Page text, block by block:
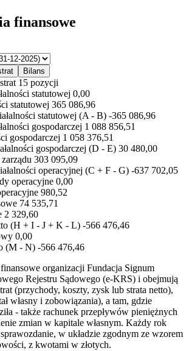
finansowe
Bilans
15 pozycji
statutowej 0,00
statutowej 365 086,96
statutowej (A - B) -365 086,96
gospodarczej 1 088 856,51
gospodarczej 1 058 376,51
gospodarczej (D - E) 30 480,00
303 095,09
operacyjnej (C + F - G) -637 702,05
operacyjne 0,00
980,52
74 535,71
2 329,60
(H + I - J + K - L) -566 476,46
0,00
(M - N) -566 476,46
finansowe organizacji Fundacja Signum
Rejestru Sądowego (e-KRS) i obejmują
(przychody, koszty, zysk lub strata netto),
własny i zobowiązania), a tam, gdzie
- także rachunek przepływów pieniężnych
zmian w kapitale własnym. Każdy rok
w układzie zgodnym ze wzorem
z kwotami w złotych.